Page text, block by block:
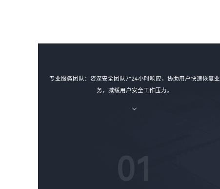
专业服务团队：资深安全团队7*24小时响应，协助用户快速恢复业
务，减缓用户安全工作压力。
01